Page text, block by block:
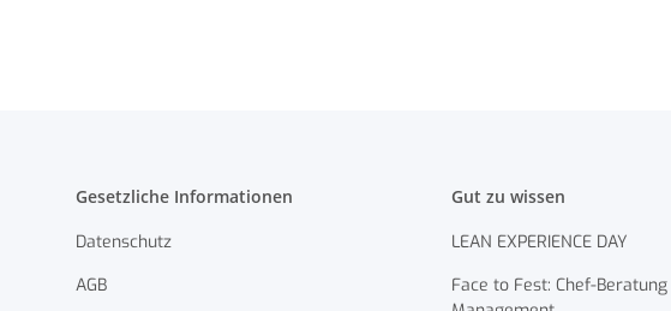
Gesetzliche Informationen
Datenschutz
AGB
Gut zu wissen
LEAN EXPERIENCE DAY
Face to Fest: Chef-